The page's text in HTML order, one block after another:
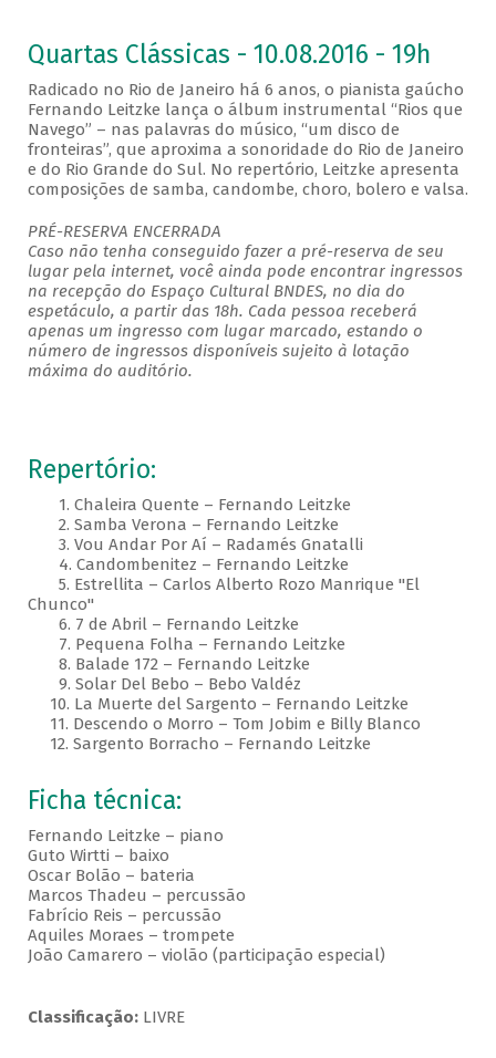
Quartas Clássicas - 10.08.2016 - 19h
Radicado no Rio de Janeiro há 6 anos, o pianista gaúcho
Fernando Leitzke lança o álbum instrumental “Rios que
Navego” – nas palavras do músico, “um disco de
fronteiras”, que aproxima a sonoridade do Rio de Janeiro
e do Rio Grande do Sul. No repertório, Leitzke apresenta
composições de samba, candombe, choro, bolero e valsa.
PRÉ-RESERVA ENCERRADA
Caso não tenha conseguido fazer a pré-reserva de seu
lugar pela internet, você ainda pode encontrar ingressos
na recepção do Espaço Cultural BNDES, no dia do
espetáculo, a partir das 18h. Cada pessoa receberá
apenas um ingresso com lugar marcado, estando o
número de ingressos disponíveis sujeito à lotação
máxima do auditório.
Repertório:
1. Chaleira Quente – Fernando Leitzke
2. Samba Verona – Fernando Leitzke
3. Vou Andar Por Aí – Radamés Gnatalli
4. Candombenitez – Fernando Leitzke
5. Estrellita – Carlos Alberto Rozo Manrique "El
Chunco"
6. 7 de Abril – Fernando Leitzke
7. Pequena Folha – Fernando Leitzke
8. Balade 172 – Fernando Leitzke
9. Solar Del Bebo – Bebo Valdéz
10. La Muerte del Sargento – Fernando Leitzke
11. Descendo o Morro – Tom Jobim e Billy Blanco
12. Sargento Borracho – Fernando Leitzke
Ficha técnica:
Fernando Leitzke – piano
Guto Wirtti – baixo
Oscar Bolão – bateria
Marcos Thadeu – percussão
Fabrício Reis – percussão
Aquiles Moraes – trompete
João Camarero – violão (participação especial)
Classificação:LIVRE